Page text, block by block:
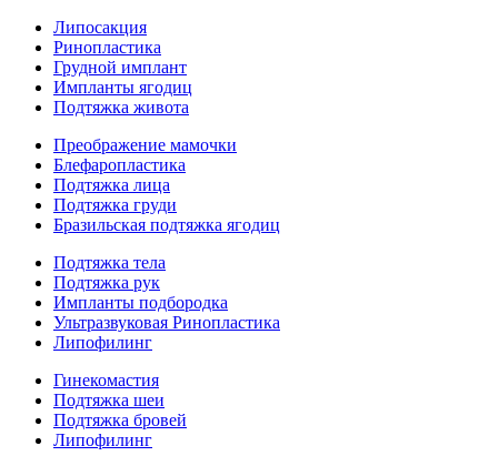
Липосакция
Ринопластика
Грудной имплант
Импланты ягодиц
Подтяжка живота
Преображение мамочки
Блефаропластика
Подтяжка лица
Подтяжка груди
Бразильская подтяжка ягодиц
Подтяжка тела
Подтяжка рук
Импланты подбородка
Ультразвуковая Ринопластика
Липофилинг
Гинекомастия
Подтяжка шеи
Подтяжка бровей
Липофилинг